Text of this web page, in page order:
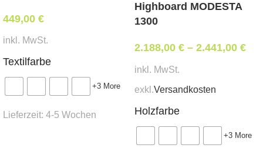
Breite: 64 cm
Tiefe: 68 – 78 cm
Sitzhöhe: 45 – 53 cm
Gesamthöhe: 105 – 113 cm
449,00 €
inkl. MwSt.
Textilfarbe
+3 More
Lieferzeit: 4-5 Wochen
Highboard MODESTA
1300
2.188,00 € – 2.441,00 €
inkl. MwSt.
exkl.Versandkosten
Holzfarbe
+3 More